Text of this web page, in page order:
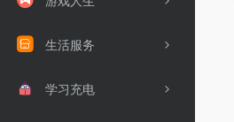
生活服务
学习充电